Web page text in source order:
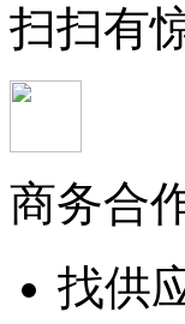
扫扫有
商务合
找供